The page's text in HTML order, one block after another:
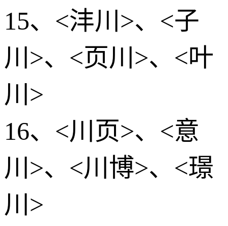
15、<沣川>、<子
川>、<页川>、<叶
川>
16、<川页>、<意
川>、<川博>、<璟
川>